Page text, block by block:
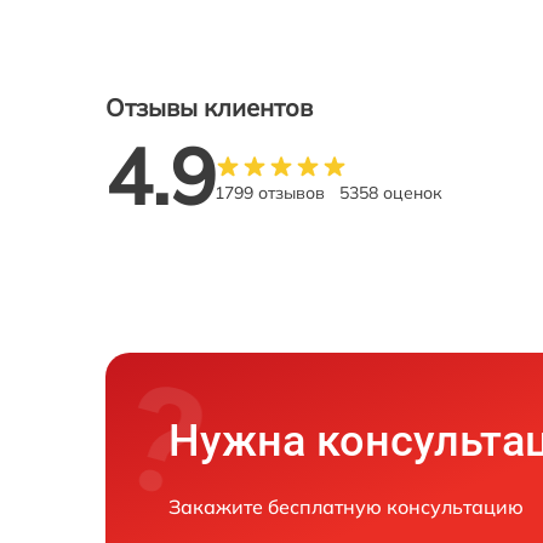
Отзывы клиентов
4.91799 отзывов 5358 оценок
Нужна
Закажите бесплатную консультацию